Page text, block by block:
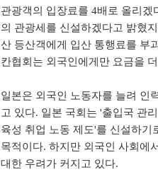
관광객의 입장료를 4배로 올리
의 관광세를 신설하겠다고 밝혔
산 등산객에게 입산 통행료를 부
칸협회는 외국인에게만 요금을
일본은 외국인 노동자를 늘려 인
고 있다. 일본 국회는 '출입국 관
육성 취업 노동 제도'를 신설하기
목적이다. 하지만 외국인 사회에
대한 우려가 커지고 있다.